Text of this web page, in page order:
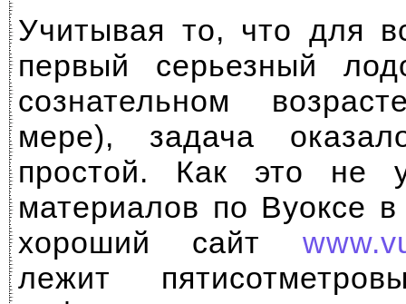
Учитывая то, что для
первый серьезный
сознательном
мере), задача
простой. Как это не
материалов по Вуоксе
хороший сайт
лежит